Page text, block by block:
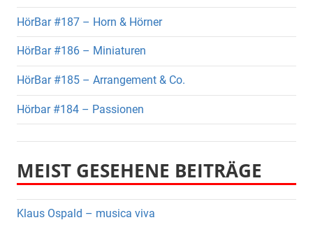
HörBar #187 – Horn & Hörner
HörBar #186 – Miniaturen
HörBar #185 – Arrangement & Co.
Hörbar #184 – Passionen
MEIST GESEHENE BEITRÄGE
Klaus Ospald – musica viva